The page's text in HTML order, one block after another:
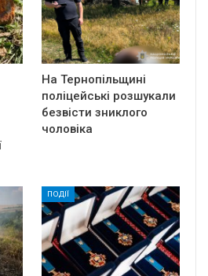
На Тернопільщині
поліцейські розшукали
безвісти зниклого
чоловіка
ПОДІЇ